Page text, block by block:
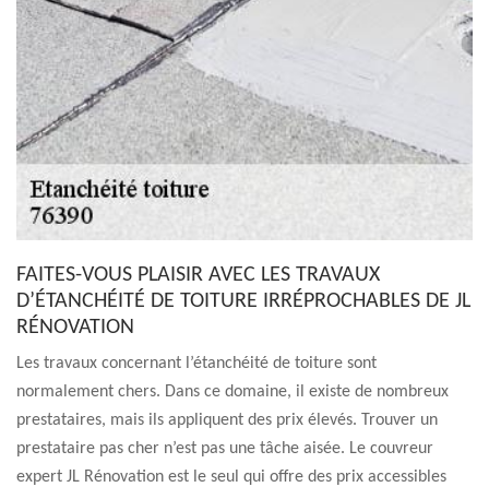
FAITES-VOUS PLAISIR AVEC LES TRAVAUX
D’ÉTANCHÉITÉ DE TOITURE IRRÉPROCHABLES DE JL
RÉNOVATION
Les travaux concernant l’étanchéité de toiture sont
normalement chers. Dans ce domaine, il existe de nombreux
prestataires, mais ils appliquent des prix élevés. Trouver un
prestataire pas cher n’est pas une tâche aisée. Le couvreur
expert JL Rénovation est le seul qui offre des prix accessibles